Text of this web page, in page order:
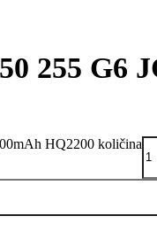
255 G6
HQ2200 količina